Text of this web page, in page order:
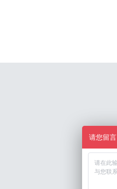
请您留言